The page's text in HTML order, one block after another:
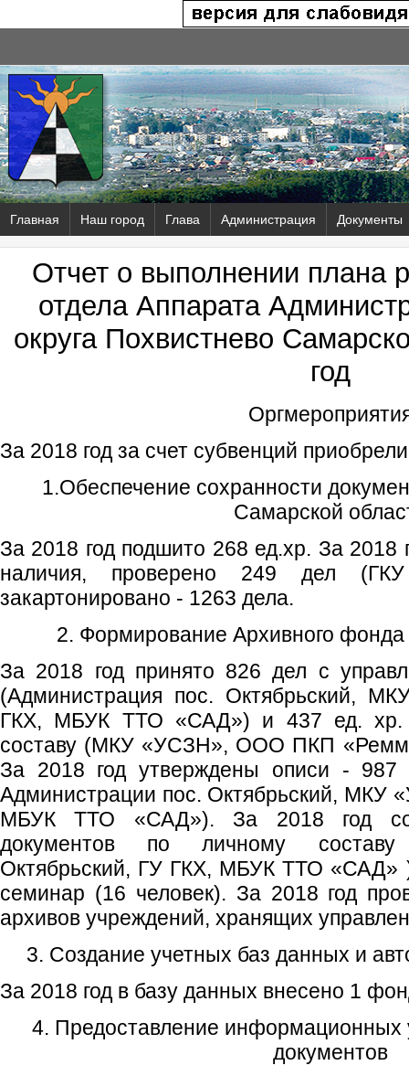
Главная Наш город Глава Администрация Документы
Отчет о выполнении плана
отдела Аппарата
округа Похвистнево
год
За 2018 год за счет субвенций
1.Обеспечение сохранности
Самарской
За 2018 год подшито 268 ед.хр. За 2018
наличия, проверено 249 дел
закартонировано - 1263 дела.
2. Формирование Архивного
За 2018 год принято 826 дел с
(Администрация пос. Октябрьский,
ГКХ, МБУК ТТО «САД») и 437 ед. хр.
составу (МКУ «УСЗН», ООО ПКП
За 2018 год утверждены описи -
Администрации пос. Октябрьский, МКУ
МБУК ТТО «САД»). За 2018 год
документов по личному
Октябрьский, ГУ ГКХ, МБУК ТТО «САД»
семинар (16 человек). За 2018 год
архивов учреждений, хранящих
3. Создание учетных баз данных и
За 2018 год в базу данных внесено 1
4. Предоставление информационных
документов